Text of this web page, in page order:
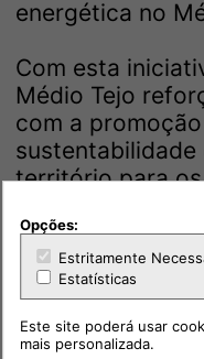
energética no
Com esta
Médio Tejo
com a
território para
contribuindo
como uma
preparada para
mobilidade
Opções:
Estritamente
Estatísticas
Este site poderá usar
mais personalizada.